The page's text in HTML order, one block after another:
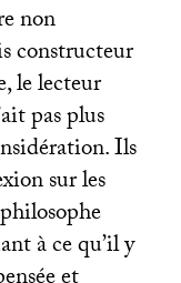
non
constructeur
le lecteur
pas plus
Ils
sur les
à ce qu’il y